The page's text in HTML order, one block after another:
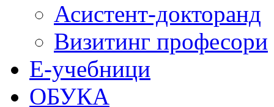
Асистент-докторанд
Визитинг професори
Е-учебници
ОБУКА